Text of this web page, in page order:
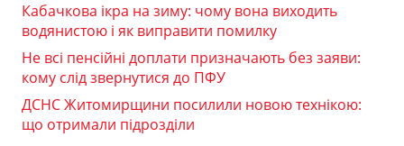
Кабачкова ікра на зиму: чому вона виходить
водянистою і як виправити помилку
Не всі пенсійні доплати призначають без заяви:
кому слід звернутися до ПФУ
ДСНС Житомирщини посилили новою технікою:
що отримали підрозділи